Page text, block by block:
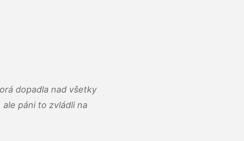
dopadla nad všetky
páni to zvládli na